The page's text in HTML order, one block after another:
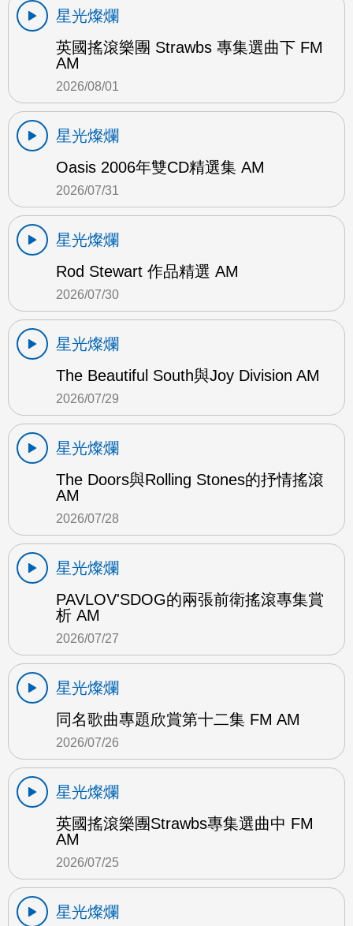
星光燦爛
英國搖滾樂團 Strawbs 專集選曲下 FM
AM
2026/08/01
星光燦爛
Oasis 2006年雙CD精選集 AM
2026/07/31
星光燦爛
Rod Stewart 作品精選 AM
2026/07/30
星光燦爛
The Beautiful South與Joy Division AM
2026/07/29
星光燦爛
The Doors與Rolling Stones的抒情搖滾
AM
2026/07/28
星光燦爛
PAVLOV'SDOG的兩張前衛搖滾專集賞
析 AM
2026/07/27
星光燦爛
同名歌曲專題欣賞第十二集 FM AM
2026/07/26
星光燦爛
英國搖滾樂團Strawbs專集選曲中 FM
AM
2026/07/25
星光燦爛